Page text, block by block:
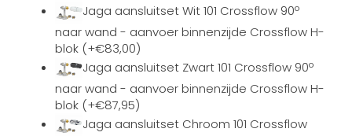
Jaga aansluitset Wit 101 Crossflow 90º
naar wand - aanvoer binnenzijde Crossflow H-
blok (+€83,00)
Jaga aansluitset Zwart 101 Crossflow 90º
naar wand - aanvoer binnenzijde Crossflow H-
blok (+€87,95)
Jaga aansluitset Chroom 101 Crossflow